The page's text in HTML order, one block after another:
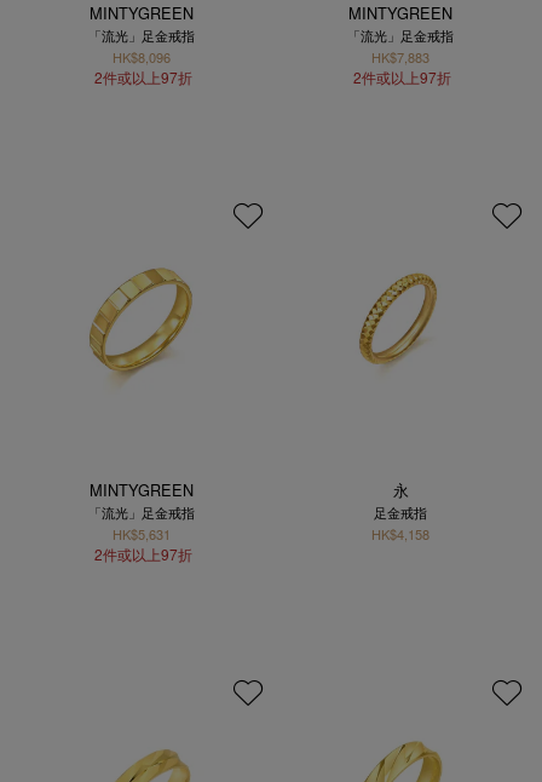
MINTYGREEN
「流光」足金戒指
HK$8,096
2件或以上97折
MINTYGREEN
「流光」足金戒指
HK$7,883
2件或以上97折
MINTYGREEN
「流光」足金戒指
HK$5,631
2件或以上97折
永
足金戒指
HK$4,158